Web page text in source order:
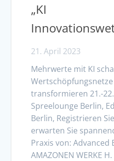
„KI
21. April 2023
Mehrwerte mit KI
transformieren 21.-22.
Spreelounge Berlin,
Berlin, Registrieren
erwarten Sie
Praxis von: Advanced
AMAZONEN WERKE H.